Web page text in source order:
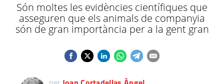
Són moltes les evidències científiques que
asseguren que els animals de companyia
són de gran importància per a la gent gran